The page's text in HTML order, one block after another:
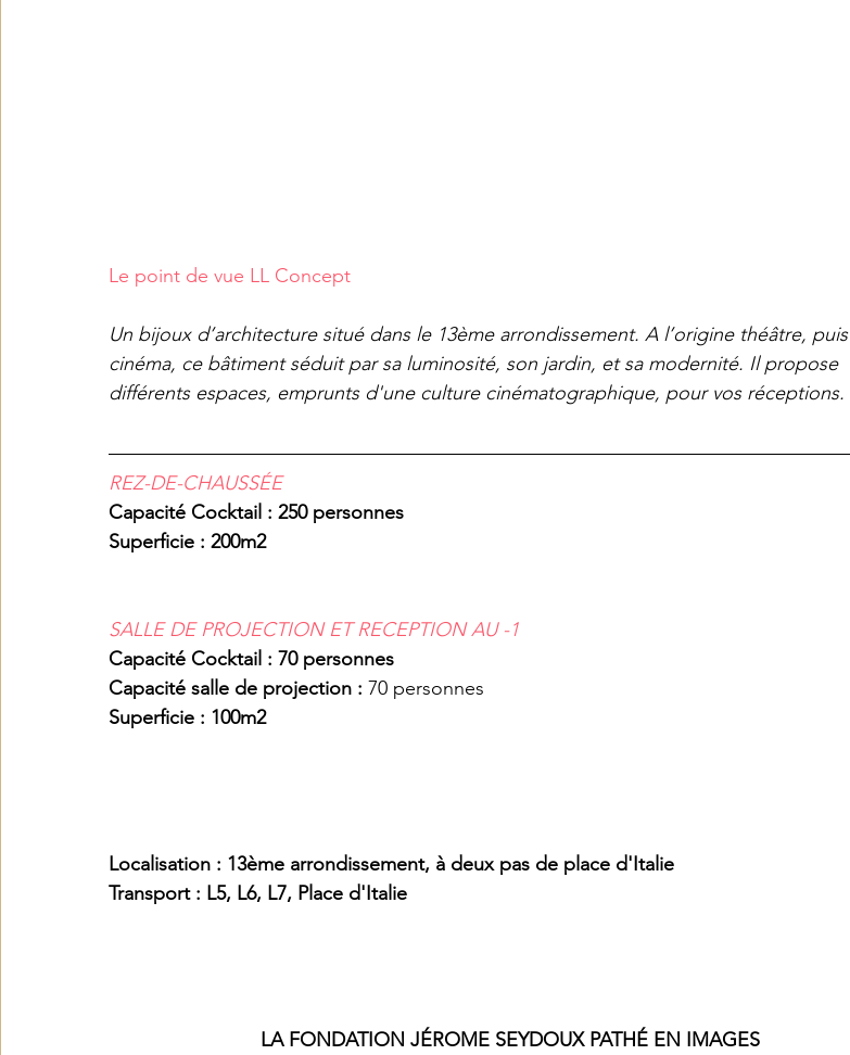
​​Le point de vue LL Concept
Un bijoux d’architecture situé dans le 13ème arrondissement. A l’origine théâtre, puis
cinéma, ce bâtiment séduit par sa luminosité, son jardin, et sa modernité. Il propose
différents espaces, emprunts d'une culture cinématographique, pour vos réceptions.
REZ-DE-CHAUSSÉE
Capacité Cocktail : 250 personnes
Superficie : 200m2
SALLE DE PROJECTION ET RECEPTION AU -1
Capacité Cocktail : 70 personnes
Capacité salle de projection : 70 personnes
Superficie : 100m2
Localisation : 13ème arrondissement, à deux pas de place d'Italie
Transport : L5, L6, L7, Place d'Italie
LA FONDATION JÉROME SEYDOUX PATHÉ EN IMAGES